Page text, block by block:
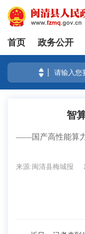
首页 政务公开
智
——国产高性能算
来源:闽清县梅城报